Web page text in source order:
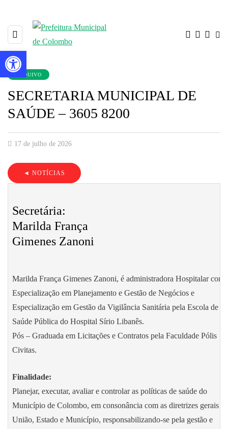
ARQUIVO
SECRETARIA MUNICIPAL DE
SAÚDE – 3605 8200
17 de julho de 2026
◄ NOTÍCIAS
Secretária:
Marilda França
Gimenes Zanoni
Marilda França Gimenes Zanoni, é administradora Hospitalar com
Especialização em Planejamento e Gestão de Negócios e
Especialização em Gestão da Vigilância Sanitária pela Escola de
Saúde Pública do Hospital Sírio Libanês.
Pós – Graduada em Licitações e Contratos pela Faculdade Pólis
Civitas.
Finalidade:
Planejar, executar, avaliar e controlar as políticas de saúde do
Município de Colombo, em consonância com as diretrizes gerais da
União, Estado e Município, responsabilizando-se pela gestão e
Barra de Ferramentas Aberta